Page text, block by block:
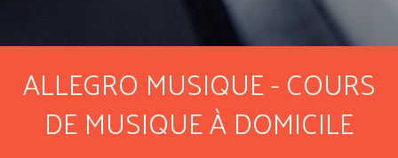
ALLEGRO MUSIQUE - COURS
DE MUSIQUE À DOMICILE